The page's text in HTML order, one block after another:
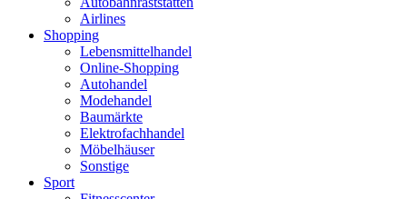
Airlines
Shopping
Lebensmittelhandel
Online-Shopping
Autohandel
Modehandel
Baumärkte
Elektrofachhandel
Möbelhäuser
Sonstige
Sport